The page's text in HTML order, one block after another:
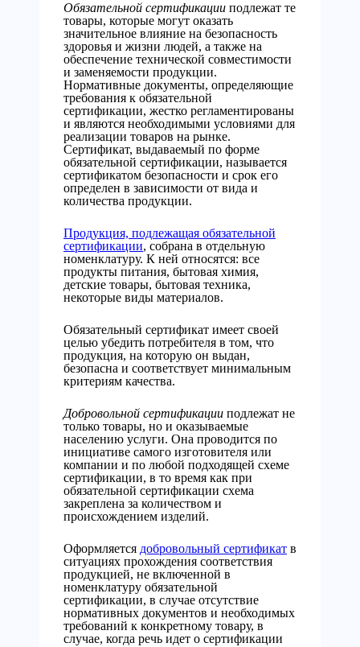
Обязательной сертификации подлежат те
товары, которые могут оказать
значительное влияние на безопасность
здоровья и жизни людей, а также на
обеспечение технической совместимости
и заменяемости продукции.
Нормативные документы, определяющие
требования к обязательной
сертификации, жестко регламентированы
и являются необходимыми условиями для
реализации товаров на рынке.
Сертификат, выдаваемый по форме
обязательной сертификации, называется
сертификатом безопасности и срок его
определен в зависимости от вида и
количества продукции.
Продукция, подлежащая обязательной
сертификации, собрана в отдельную
номенклатуру. К ней относятся: все
продукты питания, бытовая химия,
детские товары, бытовая техника,
некоторые виды материалов.
Обязательный сертификат имеет своей
целью убедить потребителя в том, что
продукция, на которую он выдан,
безопасна и соответствует минимальным
критериям качества.
Добровольной сертификации подлежат не
только товары, но и оказываемые
населению услуги. Она проводится по
инициативе самого изготовителя или
компании и по любой подходящей схеме
сертификации, в то время как при
обязательной сертификации схема
закреплена за количеством и
происхождением изделий.
Оформляется добровольный сертификат в
ситуациях прохождения соответствия
продукцией, не включенной в
номенклатуру обязательной
сертификации, в случае отсутствие
нормативных документов и необходимых
требований к конкретному товару, в
случае, когда речь идет о сертификации